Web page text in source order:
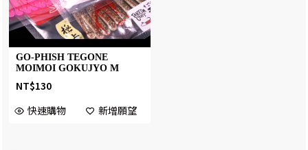
GO-PHISH TEGONE
MOIMOI GOKUJYO M
NT$130
快速購物
新增願望